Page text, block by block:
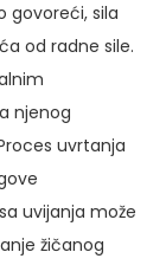
govoreći, sila
od radne sile.
njenog
uvrtanja
uvijanja može
žičanog